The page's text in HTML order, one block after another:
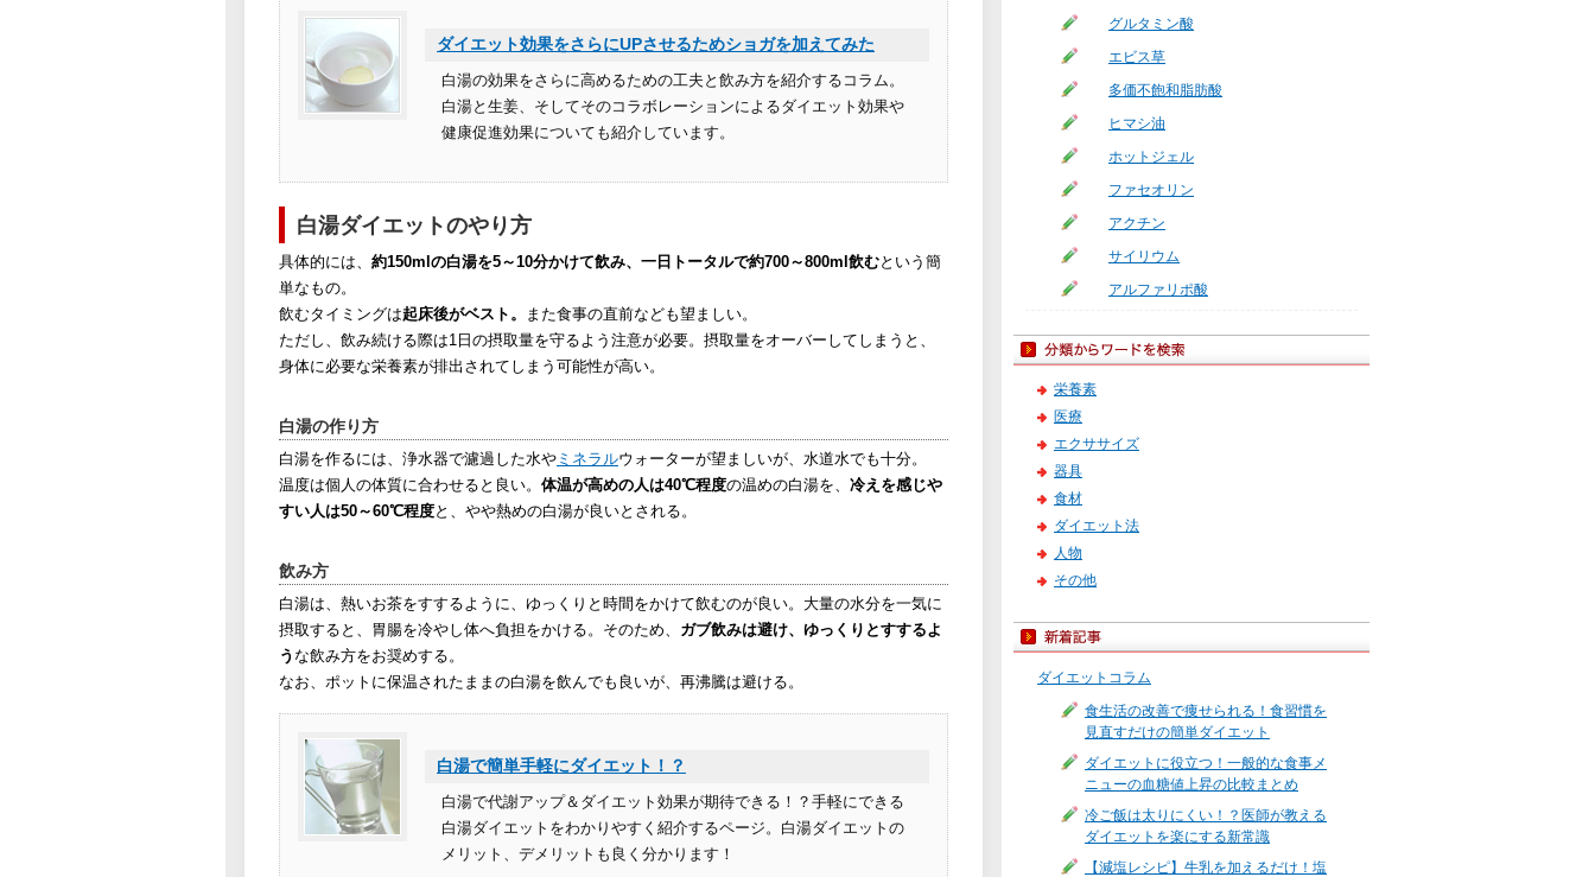
ダイエット効果をさらにUPさせるためショガを加えてみた
白湯の効果をさらに高めるための工夫と飲み方を紹介するコラム。
白湯と生姜、そしてそのコラボレーションによるダイエット効果や
健康促進効果についても紹介しています。
白湯ダイエットのやり方
具体的には、 約150mlの白湯を5～10分かけて飲み、一日トータルで約700～800ml飲むという簡
単なもの。
飲むタイミングは起床後がベスト。
また食事の直前なども望ましい。
ただし、飲み続ける際は1日の摂取量を守るよう注意が必要。摂取量をオーバーしてしまうと、
身体に必要な栄養素が排出されてしまう可能性が高い。
白湯の作り方
白湯を作るには、浄水器で濾過した水や ミネラルウォーターが望ましいが、水道水でも十分。
温度は個人の体質に合わせると良い。 体温が高めの人は40℃程度の温めの白湯を、 冷えを感じや
すい人は50～60℃程度と、やや熱めの白湯が良いとされる。
飲み方
白湯は、熱いお茶をすするように、ゆっくりと時間をかけて飲むのが良い。大量の水分を一気に
摂取すると、胃腸を冷やし体へ負担をかける。そのため、 ガブ飲みは避け、ゆっくりとすするよ
う な飲み方をお奨めする。
なお、ポットに保温されたままの白湯を飲んでも良いが、再沸騰は避ける。
白湯で簡単手軽にダイエット！？
白湯で代謝アップ＆ダイエット効果が期待できる！？手軽にできる
白湯ダイエットをわかりやすく紹介するページ。白湯ダイエットの
メリット、デメリットも良く分かります！
グルタミン酸
エビス草
多価不飽和脂肪酸
ヒマシ油
ホットジェル
ファセオリン
アクチン
サイリウム
アルファリポ酸
栄養素
医療
エクササイズ
器具
食材
ダイエット法
人物
その他
ダイエットコラム
食生活の改善で痩せられる！食習慣を
見直すだけの簡単ダイエット
ダイエットに役立つ！一般的な食事メ
ニューの血糖値上昇の比較まとめ
冷ご飯は太りにくい！？医師が教える
ダイエットを楽にする新常識
【減塩レシピ】牛乳を加えるだけ！塩